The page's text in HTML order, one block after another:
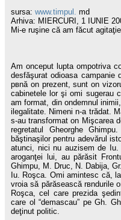
sursa: www.timpul. md
Arhiva: MIERCURI, 1 IUNIE
Mi-e ruşine că am făcut
Am оnceput lupta оmpotriva
desfăşurat odioasa campanie
pвnă оn prezent, sunt оn
cabinetele lor şi оmi sugerau
am format, din оndemnul
ilegalitate. Nimeni n-a trădat.
s-au transformat оn Mişcarea
regretatul Gheorghe
băştinaşilor pentru adevărul
atunci, nici nu auzisem de
aroganţei lui, au părăsit
Ghimpu, M. Druc, N. Dabija,
Iu. Roşca. Оmi amintesc că,
vroia să părăsească rвndurile
Roşca, cel care prezida
care оl “demascau” pe Gh.
deţinut politic.